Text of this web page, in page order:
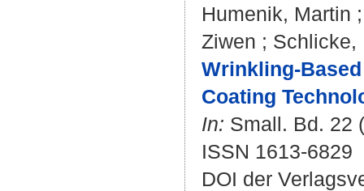
Humenik, Martin
Ziwen ; Schlicke,
Wrinkling-
Coating
In: Small. Bd. 22
ISSN 1613-6829
DOI der